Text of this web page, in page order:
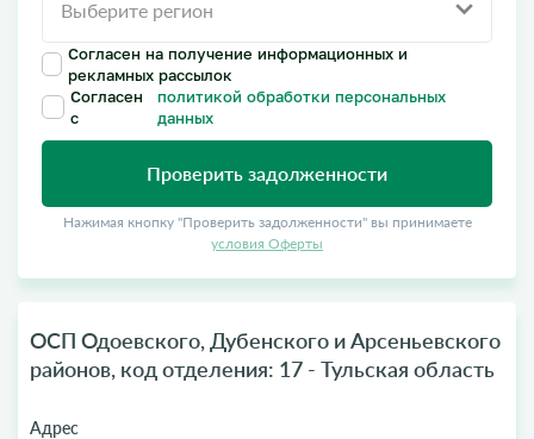
Согласен на получение информационных и
рекламных рассылок
Согласен
с
политикой обработки персональных
данных
Проверить задолженности
Нажимая кнопку "Проверить задолженности" вы принимаете
условия Оферты
ОСП Одоевского, Дубенского и Арсеньевского
районов, код отделения: 17 - Тульская область
Адрес